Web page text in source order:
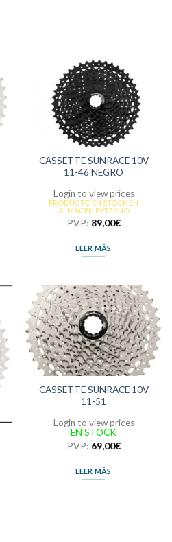
CASSETTE SUNRACE 10V
11-46 NEGRO
Login to view prices
PRODUCTO EN STOCK EN
ALMACÉN EXTERNO
PVP: 89,00€
LEER MÁS
CASSETTE SUNRACE 10V
11-51
Login to view prices
EN STOCK
PVP: 69,00€
LEER MÁS